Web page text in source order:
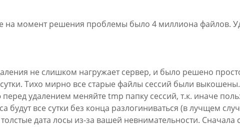
на момент решения проблемы было 4 миллиона файлов.
не слишком нагружает сервер, и было решено
Тихо мирно все старые файлы сессий были выкошены.
перед удалением меняйте tmp папку сессий, т.к. иначе
будут все сутки без конца разлогиниваться (в лучщем
дата лосы из-за вашей невнимательности. Сначала